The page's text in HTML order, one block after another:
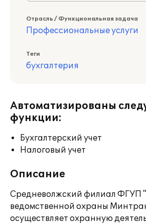
Отрасль / Функциональная задача
Профессиональные услуги
Теги
бухгалтерия
Автоматизированы
функции:
Бухгалтерский учет
Налоговый учет
Описание
Средневолжский филиал ФГУП
ведомственной охраны
осуществляет охранную